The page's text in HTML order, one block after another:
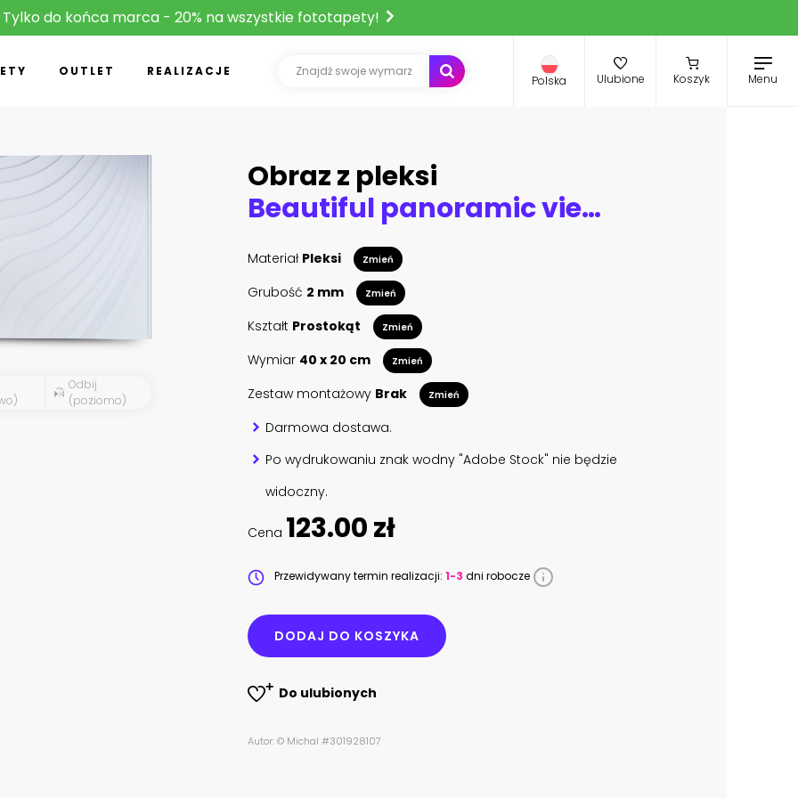
Tylko do końca marca - 20% na wszystkie fototapety!
OUTLET REALIZACJE
Polska Ulubione Koszyk Menu
Odbij
(poziomo)
Obraz z pleksi
Beautiful panoramic view on Swiss Alps around Lake Lucerne as seen from top of Rigi Kulm peak
Materiał Pleksi Zmień
Grubość 2 mm Zmień
Kształt Prostokąt Zmień
Wymiar 40 x 20 cm Zmień
Zestaw montażowy Brak Zmień
Darmowa dostawa.
Po wydrukowaniu znak wodny "Adobe Stock" nie będzie
widoczny.
Cena 123.00 zł
Przewidywany termin realizacji: 1-3 dni robocze
DODAJ DO KOSZYKA
Do ulubionych
Autor: © Michal #301928107